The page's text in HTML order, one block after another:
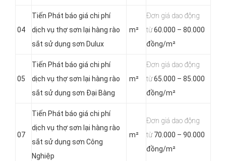
04
Tiến Phát báo giá chi phí
dịch vụ thợ sơn lại hàng rào
sắt sử dụng sơn Dulux
m²
Đơn giá dao động
từ60.000 – 80.000
đồng/m²
05
Tiến Phát báo giá chi phí
dịch vụ thợ sơn lại hàng rào
sắt sử dụng sơn Đại Bàng
m²
Đơn giá dao động
từ65.000 – 85.000
đồng/m²
07
Tiến Phát báo giá chi phí
dịch vụ thợ sơn lại hàng rào
sắt sử dụng sơn Công
Nghiệp
m²
Đơn giá dao động
từ70.000 – 90.000
đồng/m²